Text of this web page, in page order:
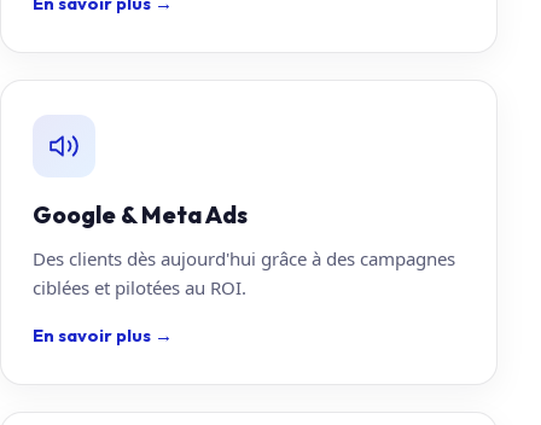
Google & Meta Ads
Des clients dès aujourd'hui grâce à des campagnes
ciblées et pilotées au ROI.
En savoir plus →